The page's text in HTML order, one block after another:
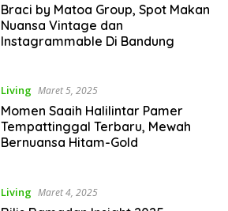
Braci by Matoa Group, Spot Makan
Nuansa Vintage dan
Instagrammable Di Bandung
Living Maret 5, 2025
Momen Saaih Halilintar Pamer
Tempattinggal Terbaru, Mewah
Bernuansa Hitam-Gold
Living Maret 4, 2025